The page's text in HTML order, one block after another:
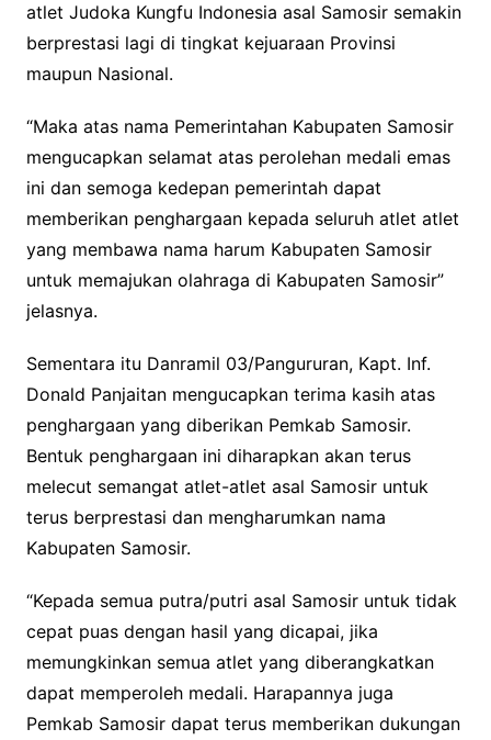
atlet Judoka Kungfu Indonesia asal Samosir semakin
berprestasi lagi di tingkat kejuaraan Provinsi
maupun Nasional.
“Maka atas nama Pemerintahan Kabupaten Samosir
mengucapkan selamat atas perolehan medali emas
ini dan semoga kedepan pemerintah dapat
memberikan penghargaan kepada seluruh atlet atlet
yang membawa nama harum Kabupaten Samosir
untuk memajukan olahraga di Kabupaten Samosir”
jelasnya.
Sementara itu Danramil 03/Pangururan, Kapt. Inf.
Donald Panjaitan mengucapkan terima kasih atas
penghargaan yang diberikan Pemkab Samosir.
Bentuk penghargaan ini diharapkan akan terus
melecut semangat atlet-atlet asal Samosir untuk
terus berprestasi dan mengharumkan nama
Kabupaten Samosir.
“Kepada semua putra/putri asal Samosir untuk tidak
cepat puas dengan hasil yang dicapai, jika
memungkinkan semua atlet yang diberangkatkan
dapat memperoleh medali. Harapannya juga
Pemkab Samosir dapat terus memberikan dukungan